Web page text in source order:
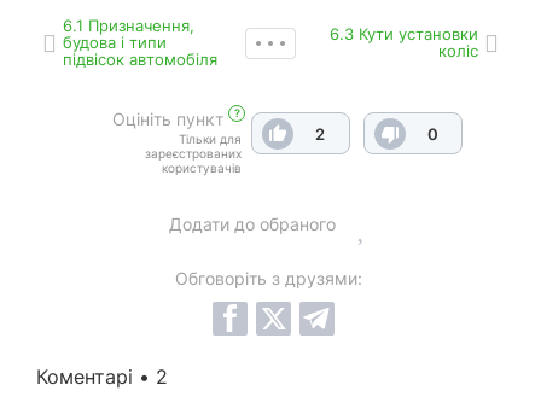
6.1 Призначення,
будова і типи
підвісок автомобіля
6.3 Кути установки
коліс
Оцініть пункт ?
Тільки для
зареєстрованих
користувачів
2 0
Додати до обраного
Обговоріть з друзями:
Коментарі • 2